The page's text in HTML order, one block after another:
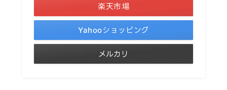
楽天市場
Yahooショッピング
メルカリ